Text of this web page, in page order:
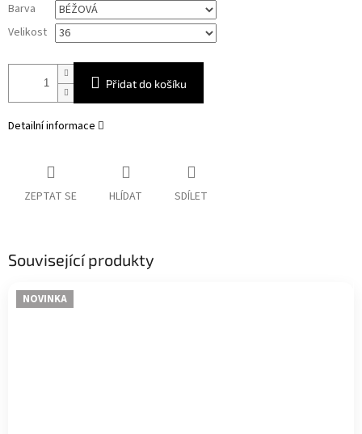
cena:
Barva
Velikost
Přidat do košíku
Detailní informace
ZEPTAT SE HLÍDAT SDÍLET
Související produkty
NOVINKA